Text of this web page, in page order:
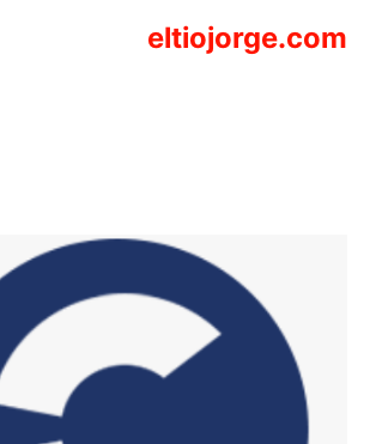
eltiojorge.com